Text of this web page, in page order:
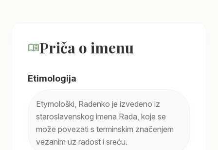
menu_bookPriča o imenu
Etimologija
Etymološki, Radenko je izvedeno iz
staroslavenskog imena Rada, koje se
može povezati s terminskim značenjem
vezanim uz radost i sreću.